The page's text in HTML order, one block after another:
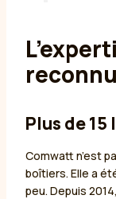
Plus de
Comwatt n’est
boîtiers. Elle a
peu. Depuis